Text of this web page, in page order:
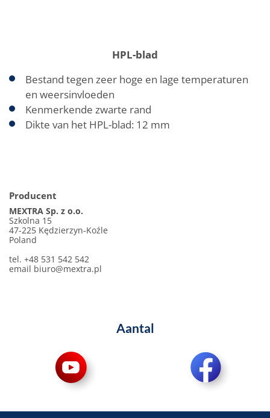
HPL-blad
Bestand tegen zeer hoge en lage temperaturen
en weersinvloeden
Kenmerkende zwarte rand
Dikte van het HPL-blad: 12 mm
Producent
MEXTRA Sp. z o.o.
Szkolna 15
47-225 Kędzierzyn-Koźle
Poland
tel. +48 531 542 542
email biuro@mextra.pl
Aantal